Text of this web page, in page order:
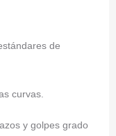
de
curvas.
y golpes grado